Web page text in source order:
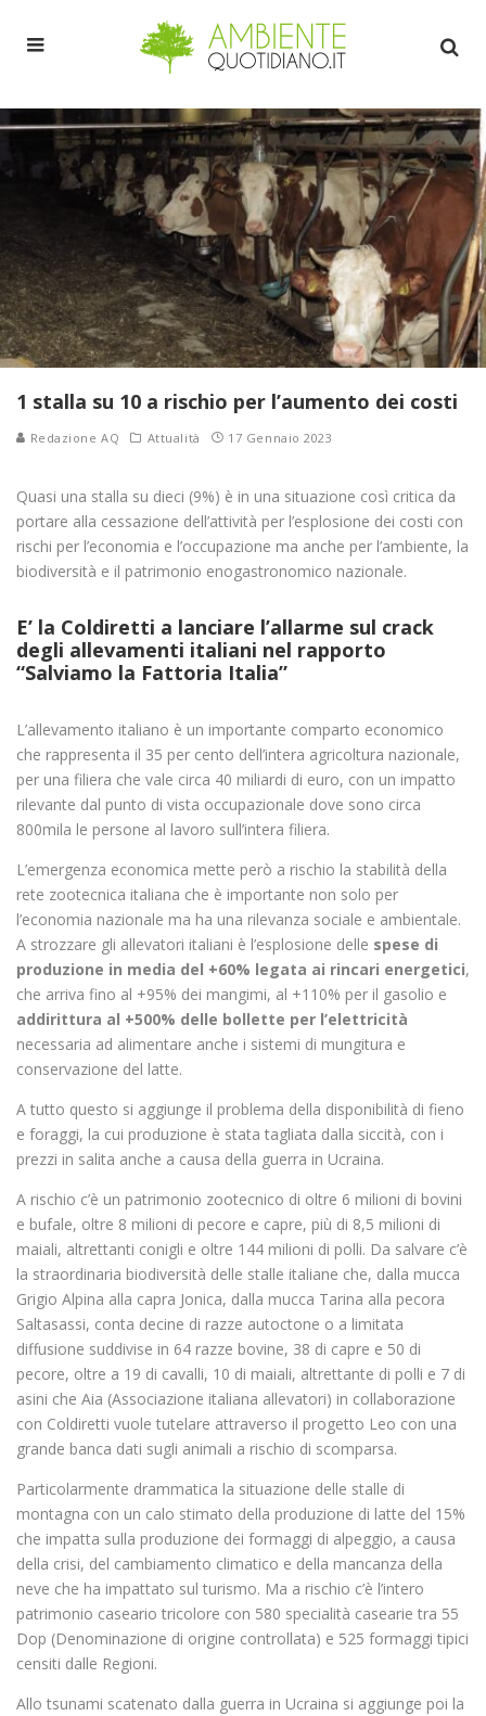
1 stalla su 10 a rischio per l’aumento dei costi
Redazione AQ Attualità 17 Gennaio 2023
Quasi una stalla su dieci (9%) è in una situazione così critica da
portare alla cessazione dell’attività per l’esplosione dei costi con
rischi per l’economia e l’occupazione ma anche per l’ambiente, la
biodiversità e il patrimonio enogastronomico nazionale.
E’ la Coldiretti a lanciare l’allarme sul crack
degli allevamenti italiani nel rapporto
“Salviamo la Fattoria Italia”
L’allevamento italiano è un importante comparto economico
che rappresenta il 35 per cento dell’intera agricoltura nazionale,
per una filiera che vale circa 40 miliardi di euro, con un impatto
rilevante dal punto di vista occupazionale dove sono circa
800mila le persone al lavoro sull’intera filiera.
L’emergenza economica mette però a rischio la stabilità della
rete zootecnica italiana che è importante non solo per
l’economia nazionale ma ha una rilevanza sociale e ambientale.
A strozzare gli allevatori italiani è l’esplosione delle spese di
produzione in media del +60% legata ai rincari energetici,
che arriva fino al +95% dei mangimi, al +110% per il gasolio e
addirittura al +500% delle bollette per l’elettricità
necessaria ad alimentare anche i sistemi di mungitura e
conservazione del latte.
A tutto questo si aggiunge il problema della disponibilità di fieno
e foraggi, la cui produzione è stata tagliata dalla siccità, con i
prezzi in salita anche a causa della guerra in Ucraina.
A rischio c’è un patrimonio zootecnico di oltre 6 milioni di bovini
e bufale, oltre 8 milioni di pecore e capre, più di 8,5 milioni di
maiali, altrettanti conigli e oltre 144 milioni di polli. Da salvare c’è
la straordinaria biodiversità delle stalle italiane che, dalla mucca
Grigio Alpina alla capra Jonica, dalla mucca Tarina alla pecora
Saltasassi, conta decine di razze autoctone o a limitata
diffusione suddivise in 64 razze bovine, 38 di capre e 50 di
pecore, oltre a 19 di cavalli, 10 di maiali, altrettante di polli e 7 di
asini che Aia (Associazione italiana allevatori) in collaborazione
con Coldiretti vuole tutelare attraverso il progetto Leo con una
grande banca dati sugli animali a rischio di scomparsa.
Particolarmente drammatica la situazione delle stalle di
montagna con un calo stimato della produzione di latte del 15%
che impatta sulla produzione dei formaggi di alpeggio, a causa
della crisi, del cambiamento climatico e della mancanza della
neve che ha impattato sul turismo. Ma a rischio c’è l’intero
patrimonio caseario tricolore con 580 specialità casearie tra 55
Dop (Denominazione di origine controllata) e 525 formaggi tipici
censiti dalle Regioni.
Allo tsunami scatenato dalla guerra in Ucraina si aggiunge poi la